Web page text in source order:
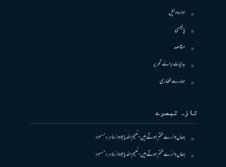
ادارہ دلیل
پالیسی
مقاصد
ہدایات برائے تحریر
ہمارے لکھاری
تازہ تبصرے
جہاں دائرے ختم ہوتے ہیں- نعیم اللہ باجوہازطاہرہ مسعود
جہاں دائرے ختم ہوتے ہیں- نعیم اللہ باجوہازطاہرہ مسعود